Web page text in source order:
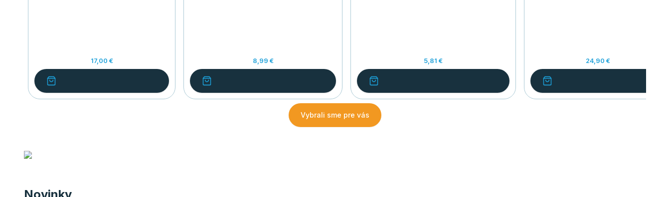
17,00 € 8,99 € 5,81 € 24,90 €
Vybrali sme pre vás